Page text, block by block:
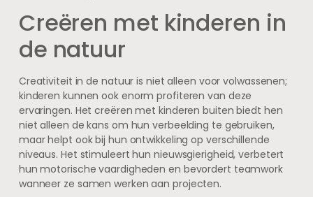
Creëren met kinderen in
de natuur
Creativiteit in de natuur is niet alleen voor volwassenen;
kinderen kunnen ook enorm profiteren van deze
ervaringen. Het creëren met kinderen buiten biedt hen
niet alleen de kans om hun verbeelding te gebruiken,
maar helpt ook bij hun ontwikkeling op verschillende
niveaus. Het stimuleert hun nieuwsgierigheid, verbetert
hun motorische vaardigheden en bevordert teamwork
wanneer ze samen werken aan projecten.